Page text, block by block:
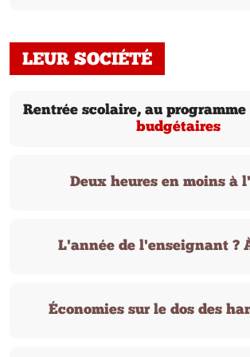
LEUR SOCIÉTÉ
Rentrée scolaire, au programme
budgétaires
Deux heures en moins à
L'année de l'enseignant ?
Économies sur le dos des